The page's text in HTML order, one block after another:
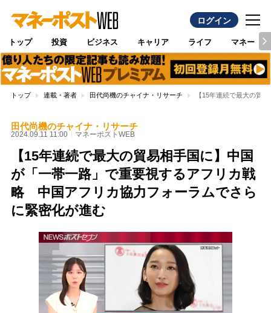
ログイン
トップ 投資 ビジネス キャリア ライフ マネー
トップ 連載・著者 田代尚機のチャイナ・リサーチ 【15年連続で最大の貿
田代尚機のチャイナ・リサーチ
2024.09.11 11:00 マネーポストWEB
【15年連続で最大の貿易相手国に】中国
が「一帯一路」で重要視するアフリカ戦
略 中国アフリカ協力フォーラムでさら
に緊密化が進む